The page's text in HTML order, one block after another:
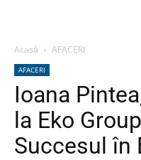
Acasă AFACERI
AFACERI
Ioana
la Eko
Succesul în